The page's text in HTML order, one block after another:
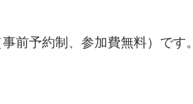
前予約制、参加費無料）です。